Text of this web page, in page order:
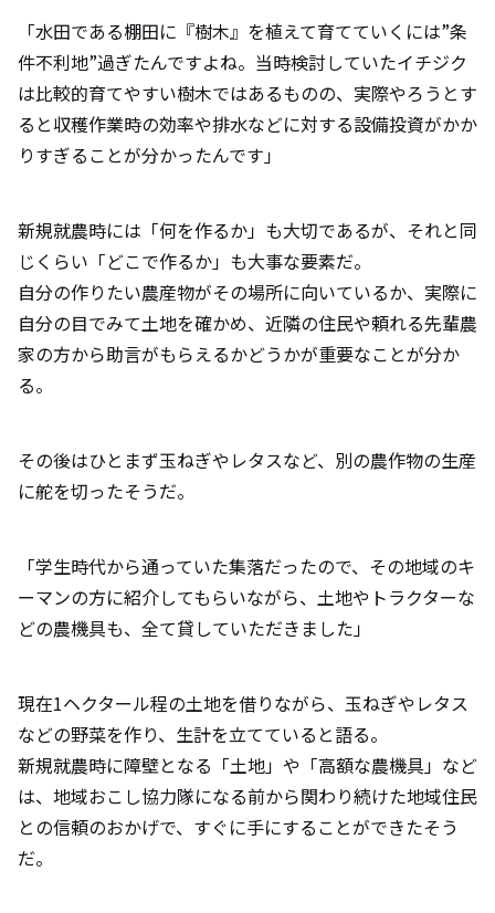
「水田である棚田に『樹木』を植えて育てていくには”条
件不利地”過ぎたんですよね。当時検討していたイチジク
は比較的育てやすい樹木ではあるものの、実際やろうとす
ると収穫作業時の効率や排水などに対する設備投資がかか
りすぎることが分かったんです」
新規就農時には「何を作るか」も大切であるが、それと同
じくらい「どこで作るか」も大事な要素だ。
自分の作りたい農産物がその場所に向いているか、実際に
自分の目でみて土地を確かめ、近隣の住民や頼れる先輩農
家の方から助言がもらえるかどうかが重要なことが分か
る。
その後はひとまず玉ねぎやレタスなど、別の農作物の生産
に舵を切ったそうだ。
「学生時代から通っていた集落だったので、その地域のキ
ーマンの方に紹介してもらいながら、土地やトラクターな
どの農機具も、全て貸していただきました」
現在1ヘクタール程の土地を借りながら、玉ねぎやレタス
などの野菜を作り、生計を立てていると語る。
新規就農時に障壁となる「土地」や「高額な農機具」など
は、地域おこし協力隊になる前から関わり続けた地域住民
との信頼のおかげで、すぐに手にすることができたそう
だ。